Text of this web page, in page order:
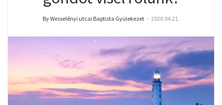
By Wesselényi utcai Baptista Gyülekezet – 2020.04.21.